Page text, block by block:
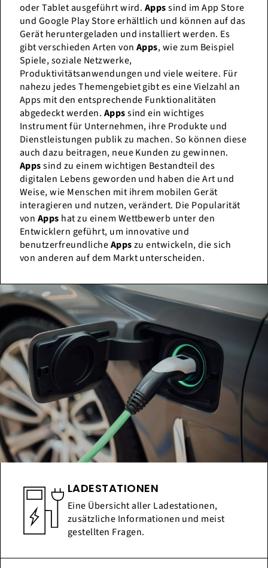
oder Tablet ausgeführt wird. Appssind im App Store
und Google Play Store erhältlich und können auf das
Gerät heruntergeladen und installiert werden. Es
gibt verschieden Arten von Apps, wie zum Beispiel
Spiele, soziale Netzwerke,
Produktivitätsanwendungen und viele weitere. Für
nahezu jedes Themengebiet gibt es eine Vielzahl an
Apps mit den entsprechende Funktionalitäten
abgedeckt werden. Appssind ein wichtiges
Instrument für Unternehmen, ihre Produkte und
Dienstleistungen publik zu machen. So können diese
auch dazu beitragen, neue Kunden zu gewinnen.
Appssind zu einem wichtigen Bestandteil des
digitalen Lebens geworden und haben die Art und
Weise, wie Menschen mit ihrem mobilen Gerät
interagieren und nutzen, verändert. Die Popularität
von Apps hat zu einem Wettbewerb unter den
Entwicklern geführt, um innovative und
benutzerfreundlicheAppszu entwickeln, die sich
von anderen auf dem Markt unterscheiden.
LADESTATIONEN
Eine Übersicht aller Ladestationen,
zusätzliche Informationen und meist
gestellten Fragen.